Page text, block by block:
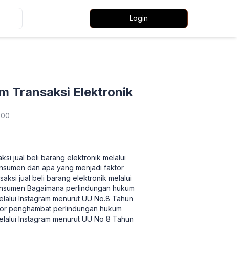
Login
Transaksi Elektronik
jual beli barang elektronik melalui
dan apa yang menjadi faktor
jual beli barang elektronik melalui
Bagaimana perlindungan hukum
Instagram menurut UU No.8 Tahun
penghambat perlindungan hukum
Instagram menurut UU No 8 Tahun